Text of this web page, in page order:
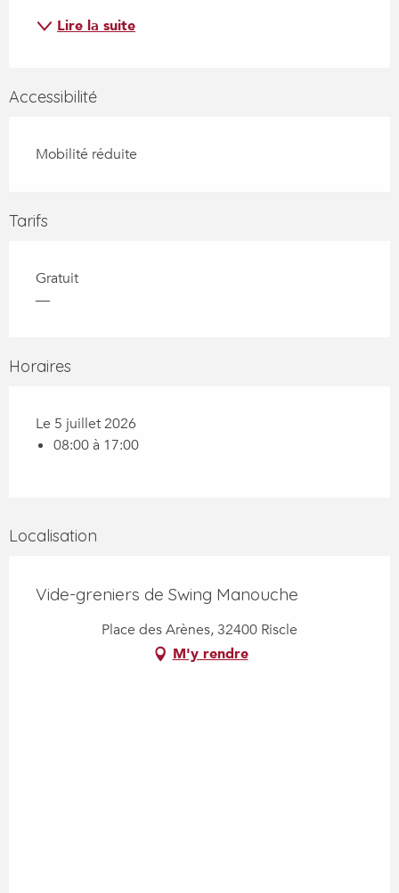
Lire la suite
Accessibilité
Mobilité réduite
Tarifs
Gratuit
—
Horaires
Le 5 juillet 2026
08:00 à 17:00
Localisation
Vide-greniers de Swing Manouche
Place des Arènes, 32400 Riscle
M'y rendre